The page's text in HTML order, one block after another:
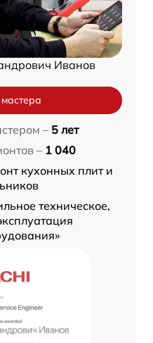
Иванов
– 5 лет
– 1 040
кухонных плит и
техническое,